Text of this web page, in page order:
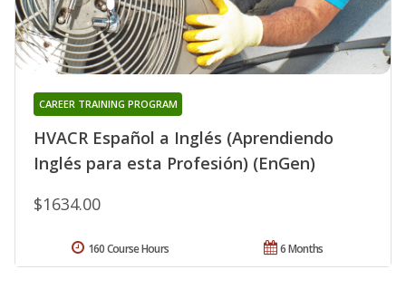
HVACR Español a Inglés (Aprendiendo
Inglés para esta Profesión) (EnGen)
CAREER TRAINING PROGRAM
$1634.00
6 Months
160 Course Hours